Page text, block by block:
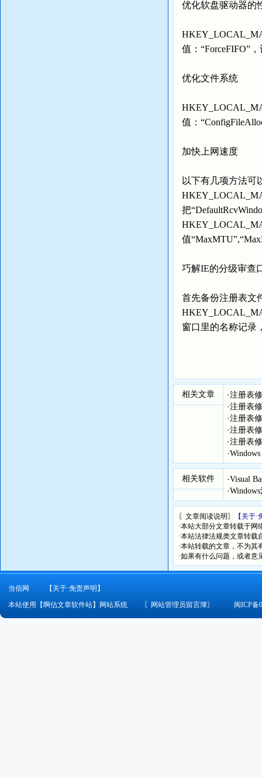
优化软盘驱动器的
值：“ForceFIFO”
优化文件系统
值：
加快上网速度
以下有几项方法可
把
值
巧解IE的分级审查
首先备份注册表文
窗口里的名称记
相关文章 ·注册表
·注册表
·注册表
·注册表
·注册表
·
相关软件 ·Visual
·
〖文章阅读说明〗
【关于
·本站大部分文章转载于
·本站法律法规类文章转
·本站转载的文章，不为
·如果有什么问题，或者意
当佰网
【关于·免责声明】
本站使用【啊估文章软件站】网站系统
〖 网站管理员留言簿〗 闽ICP备